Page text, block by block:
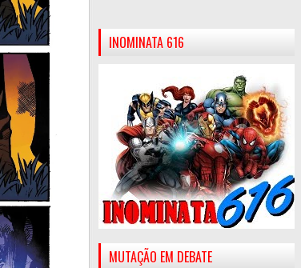
INOMINATA 616
MUTAÇÃO EM DEBATE